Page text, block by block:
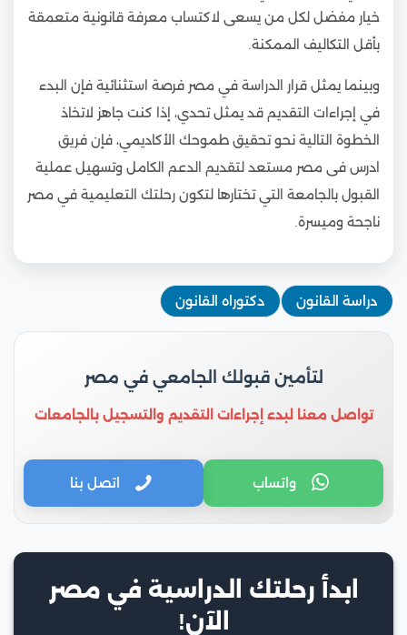
خيار مفضل لكل من يسعى لاكتساب معرفة قانونية متعمقة
بأقل التكاليف الممكنة.
وبينما يمثل قرار الدراسة في مصر فرصة استثنائية فإن البدء
في إجراءات التقديم قد يمثل تحدي، إذا كنت جاهز لاتخاذ
الخطوة التالية نحو تحقيق طموحك الأكاديمي، فإن فريق
ادرس فى مصر مستعد لتقديم الدعم الكامل وتسهيل عملية
القبول بالجامعة التي تختارها لتكون رحلتك التعليمية في مصر
ناجحة وميسرة.
دراسة القانون دكتوراه القانون
لتأمين قبولك الجامعي في مصر
تواصل معنا لبدء إجراءات التقديم والتسجيل بالجامعات
واتساب اتصل بنا
ابدأ رحلتك الدراسية في مصر
الآن!